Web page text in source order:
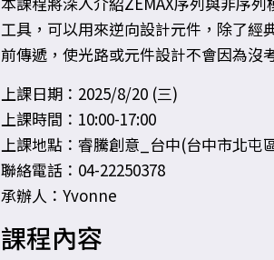
工具，可以用來逆向設計元件，除了經
前傳遞，使光路或元件設計不會因為沒
上課日期：2025/8/20 (三)
上課時間：10:00-17:00
上課地點：睿騰創意_台中(台中市北屯
聯絡電話：04-22250378
承辦人：Yvonne
課程內容